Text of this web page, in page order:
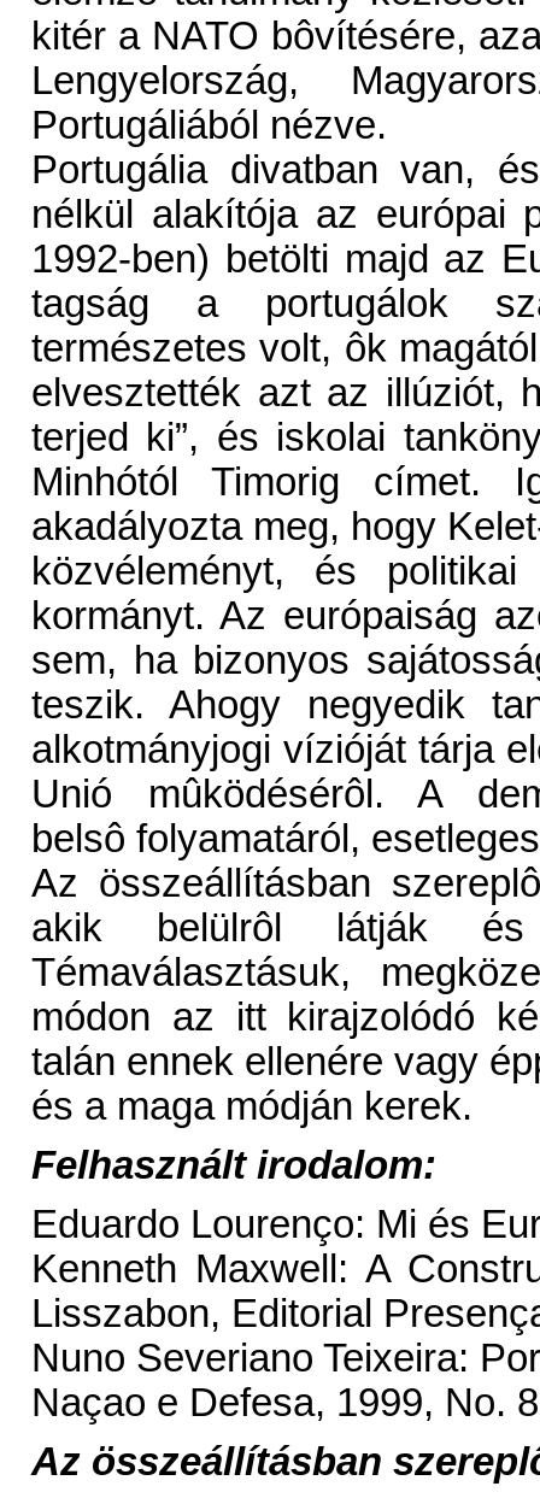
kitér a NATO bôvítésére,
Lengyelország,
Portugáliából nézve.
Portugália divatban van,
nélkül alakítója az európai
1992-ben) betölti majd az
tagság a portugálok
természetes volt, ôk
elvesztették azt az illúziót,
terjed ki”, és iskolai
Minhótól Timorig címet.
akadályozta meg, hogy
közvéleményt, és
kormányt. Az európaiság
sem, ha bizonyos
teszik. Ahogy negyedik
alkotmányjogi vízióját tárja
Unió mûködésérôl. A
belsô folyamatáról,
Az összeállításban
akik belülrôl látják és
Témaválasztásuk,
módon az itt kirajzolódó
talán ennek ellenére vagy
és a maga módján kerek.
Felhasznált irodalom:
Eduardo Lourenço: Mi és
Kenneth Maxwell: A
Lisszabon, Editorial
Nuno Severiano Teixeira:
Naçao e Defesa, 1999, No.
Az összeállításban